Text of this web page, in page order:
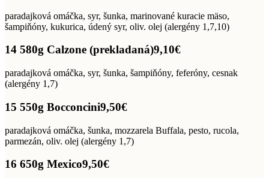
paradajková omáčka, syr, šunka, marinované kuracie mäso,
šampiňóny, kukurica, údený syr, oliv. olej (alergény 1,7,10)
14 580g Calzone (prekladaná)9,10€
paradajková omáčka, syr, šunka, šampiňóny, feferóny, cesnak
(alergény 1,7)
15 550g Bocconcini9,50€
paradajková omáčka, šunka, mozzarela Buffala, pesto, rucola,
parmezán, oliv. olej (alergény 1,7)
16 650g Mexico9,50€